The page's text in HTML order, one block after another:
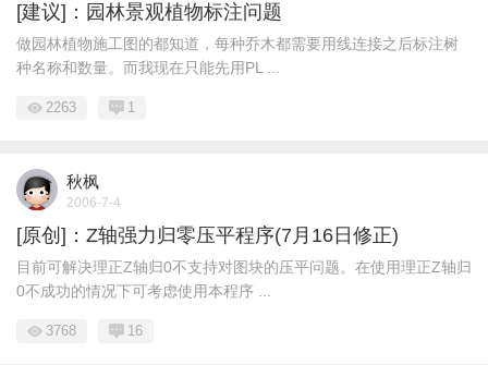
[建议]：园林景观植物标注问题
做园林植物施工图的都知道，每种乔木都需要用线连接之后标注树
种名称和数量。而我现在只能先用PL ...
2263 1
秋枫
2006-7-4
[原创]：Z轴强力归零压平程序(7月16日修正)
目前可解决理正Z轴归0不支持对图块的压平问题。在使用理正Z轴归
0不成功的情况下可考虑使用本程序 ...
3768 16